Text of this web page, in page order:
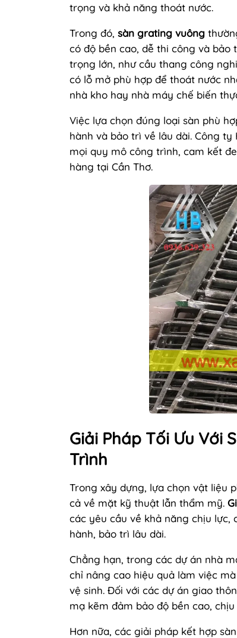
trọng và khả năng thoát nước.
Trong đó, sàn grating vuông
có độ bền cao, dễ thi công và bảo
trọng lớn, như cầu thang công
có lỗ mở phù hợp để thoát nước
nhà kho hay nhà máy chế biến
Việc lựa chọn đúng loại sàn phù
hành và bảo trì về lâu dài. Công
mọi quy mô công trình, cam kết
hàng tại Cần Thơ.
Giải Pháp Tối Ưu Với
Trình
Trong xây dựng, lựa chọn vật liệu
cả về mặt kỹ thuật lẫn thẩm mỹ.
các yêu cầu về khả năng chịu
hành, bảo trì lâu dài.
Chẳng hạn, trong các dự án nhà
chỉ nâng cao hiệu quả làm việc
vệ sinh. Đối với các dự án giao
mạ kẽm đảm bảo độ bền cao,
Hơn nữa, các giải pháp kết hợp